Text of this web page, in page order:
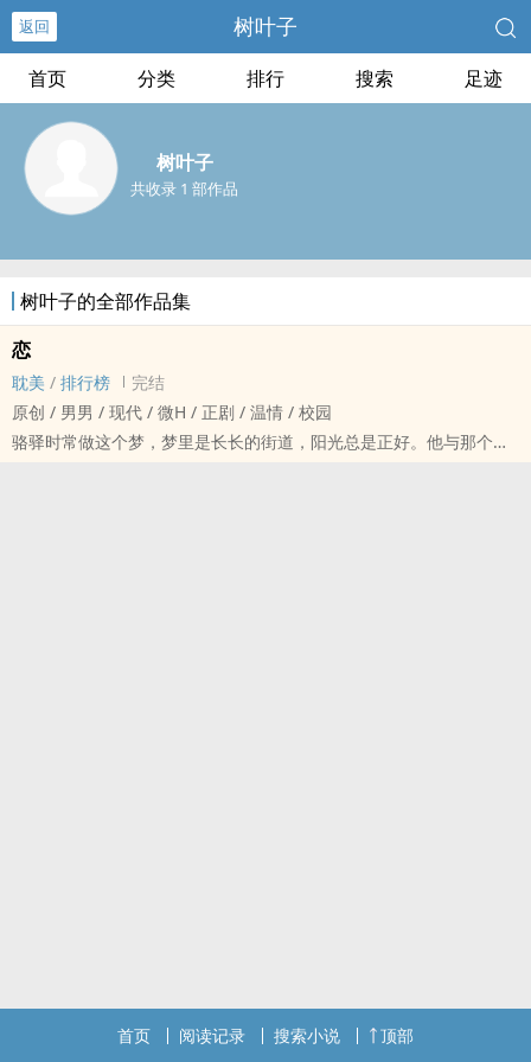
返回 树叶子
首页 分类 排行 搜索 足迹
树叶子
共收录 1 部作品
树叶子的全部作品集
恋
耽美 / 排行榜
完结
原创 / 男男 / 现代 / 微H / 正剧 / 温情 / 校园
骆驿时常做这个梦，梦里是长长的街道，阳光总是正好。他与那个人
首页 阅读记录 搜索小说 顶部